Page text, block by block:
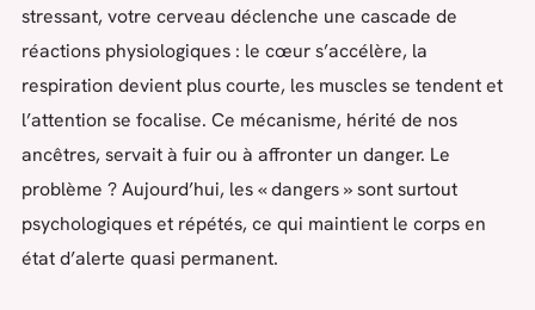
stressant, votre cerveau déclenche une cascade de
réactions physiologiques : le cœur s’accélère, la
respiration devient plus courte, les muscles se tendent et
l’attention se focalise. Ce mécanisme, hérité de nos
ancêtres, servait à fuir ou à affronter un danger. Le
problème ? Aujourd’hui, les « dangers » sont surtout
psychologiques et répétés, ce qui maintient le corps en
état d’alerte quasi permanent.